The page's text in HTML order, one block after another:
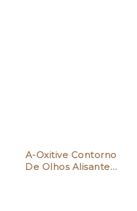
A-Oxitive Contorno
De Olhos Alisante…